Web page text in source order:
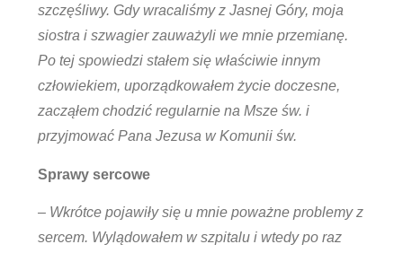
szczęśliwy. Gdy wracaliśmy z Jasnej Góry, moja
siostra i szwagier zauważyli we mnie przemianę.
Po tej spowiedzi stałem się właściwie innym
człowiekiem, uporządkowałem życie doczesne,
zacząłem chodzić regularnie na Msze św. i
przyjmować Pana Jezusa w Komunii św.
Sprawy sercowe
– Wkrótce pojawiły się u mnie poważne problemy z
sercem. Wylądowałem w szpitalu i wtedy po raz